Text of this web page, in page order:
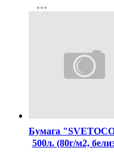
more_horiz
Бумага
500л. (80г/м2,